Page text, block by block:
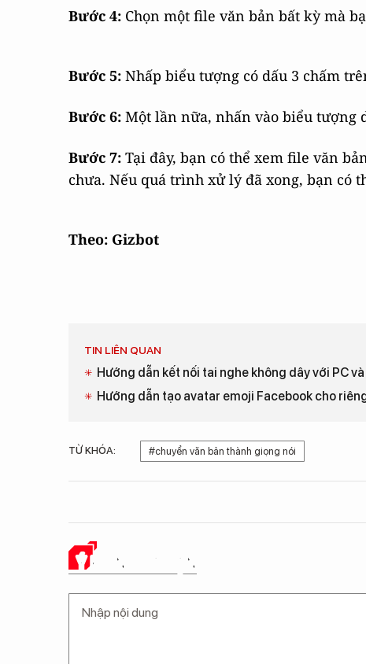
Bước 4: Chọn một file văn bản bất kỳ mà
Bước 5: Nhấp biểu tượng có dấu 3 chấm
Bước 6: Một lần nữa, nhấn vào biểu tượng
Bước 7: Tại đây, bạn có thể xem file văn
chưa. Nếu quá trình xử lý đã xong, bạn có
Theo: Gizbot
TIN LIÊN QUAN
Hướng dẫn kết nối tai nghe không dây với PC
Hướng dẫn tạo avatar emoji Facebook cho
TỪ KHÓA: #chuyển văn bản thành giọng nói
Ý KIẾN CỦA BẠN